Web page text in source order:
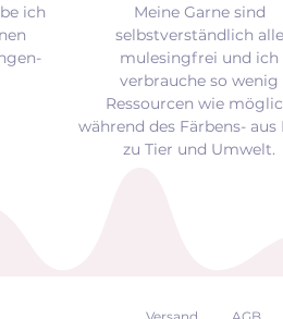
ich
Meine Garne sind
selbstverständlich alle
mulesingfrei und ich
verbrauche so wenig
Ressourcen wie
während des Färbens- aus
zu Tier und Umwelt.